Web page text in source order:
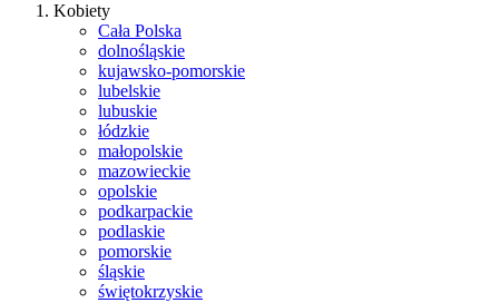
Kobiety
Cała Polska
dolnośląskie
kujawsko-pomorskie
lubelskie
lubuskie
łódzkie
małopolskie
mazowieckie
opolskie
podkarpackie
podlaskie
pomorskie
śląskie
świętokrzyskie